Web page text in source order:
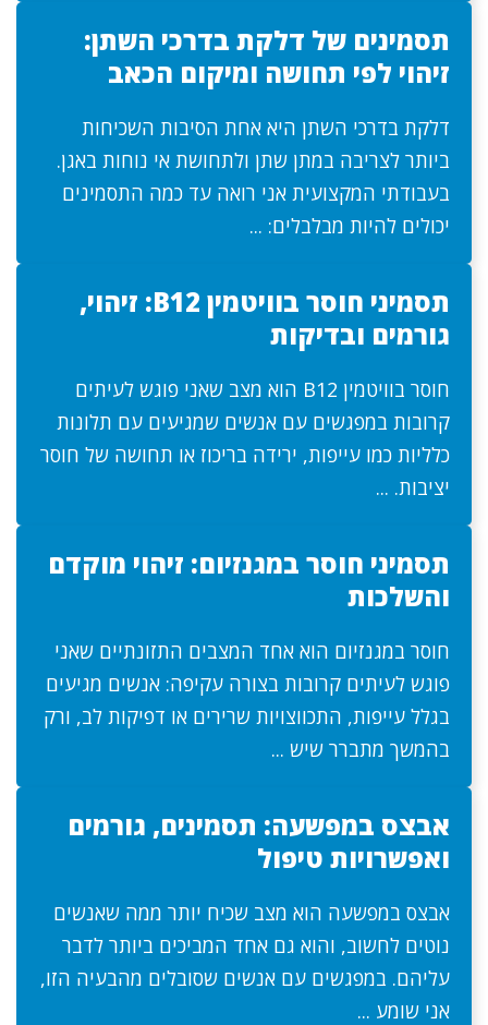
תסמינים של דלקת בדרכי השתן:
זיהוי לפי תחושה ומיקום הכאב
דלקת בדרכי השתן היא אחת הסיבות השכיחות
ביותר לצריבה במתן שתן ולתחושת אי נוחות באגן.
בעבודתי המקצועית אני רואה עד כמה התסמינים
יכולים להיות מבלבלים: ...
תסמיני חוסר בוויטמין B12: זיהוי,
גורמים ובדיקות
חוסר בוויטמין B12 הוא מצב שאני פוגש לעיתים
קרובות במפגשים עם אנשים שמגיעים עם תלונות
כלליות כמו עייפות, ירידה בריכוז או תחושה של חוסר
יציבות. ...
תסמיני חוסר במגנזיום: זיהוי מוקדם
והשלכות
חוסר במגנזיום הוא אחד המצבים התזונתיים שאני
פוגש לעיתים קרובות בצורה עקיפה: אנשים מגיעים
בגלל עייפות, התכווצויות שרירים או דפיקות לב, ורק
בהמשך מתברר שיש ...
אבצס במפשעה: תסמינים, גורמים
ואפשרויות טיפול
אבצס במפשעה הוא מצב שכיח יותר ממה שאנשים
נוטים לחשוב, והוא גם אחד המביכים ביותר לדבר
עליהם. במפגשים עם אנשים שסובלים מהבעיה הזו,
אני שומע ...